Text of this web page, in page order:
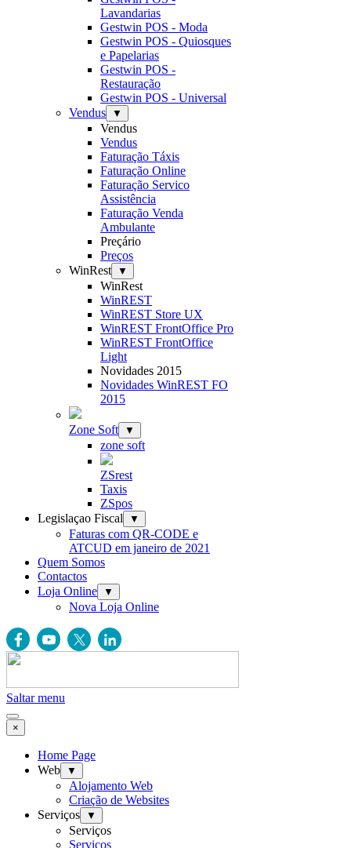
Lavandarias
Gestwin POS - Moda
Gestwin POS - Quiosques
e Papelarias
Gestwin POS -
Restauração
Gestwin POS - Universal
Vendus
▼
Vendus
Vendus
Faturação Táxis
Faturação Online
Faturação Servico
Assistência
Faturação Venda
Ambulante
Preçário
Preços
WinRest
▼
WinRest
WinREST
WinREST Store UX
WinREST FrontOffice Pro
WinREST FrontOffice
Light
Novidades 2015
Novidades WinREST FO
2015
Zone Soft ▼
zone soft
ZSrest
Taxis
ZSpos
Legislaçao Fiscal
▼
Faturas com QR-CODE e
ATCUD em janeiro de 2021
Quem Somos
Contactos
Loja Online
▼
Nova Loja Online
Saltar menu
×
Home Page
Web
▼
Alojamento Web
Criação de Websites
Serviços
▼
Serviços
Serviços